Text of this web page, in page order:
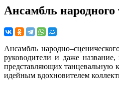
Ансамбль
Ансамбль
руководители и даже
представляющих танцевальную
идейным вдохновителем